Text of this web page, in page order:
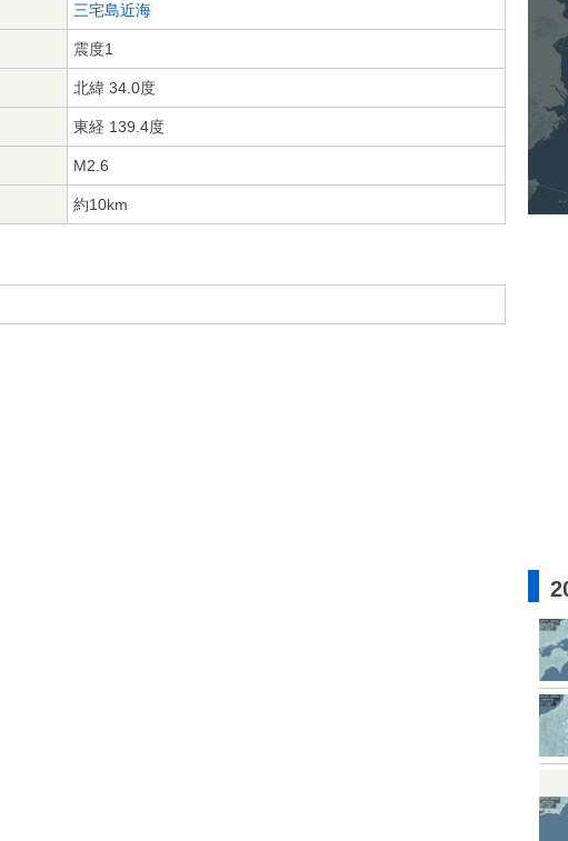
三宅島近海
震度1
北緯 34.0度
東経 139.4度
M2.6
約10km